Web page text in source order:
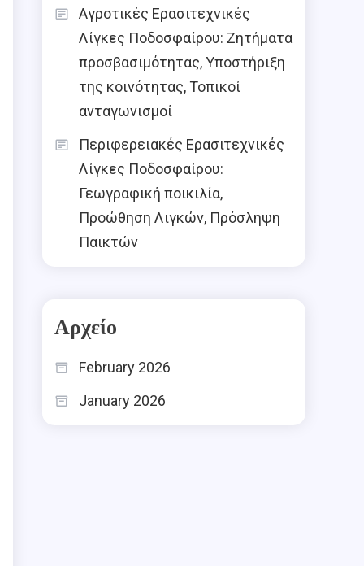
Αγροτικές Ερασιτεχνικές
Λίγκες Ποδοσφαίρου: Ζητήματα
προσβασιμότητας, Υποστήριξη
της κοινότητας, Τοπικοί
ανταγωνισμοί
Περιφερειακές Ερασιτεχνικές
Λίγκες Ποδοσφαίρου:
Γεωγραφική ποικιλία,
Προώθηση Λιγκών, Πρόσληψη
Παικτών
Αρχείο
February 2026
January 2026